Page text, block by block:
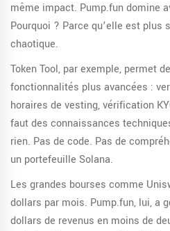
même impact. Pump.fun domine
Pourquoi ? Parce qu’elle est plus
chaotique.
Token Tool, par exemple, permet
fonctionnalités plus avancées :
horaires de vesting, vérification
faut des connaissances
rien. Pas de code. Pas de
un portefeuille Solana.
Les grandes bourses comme
dollars par mois. Pump.fun, lui, a
dollars de revenus en moins de